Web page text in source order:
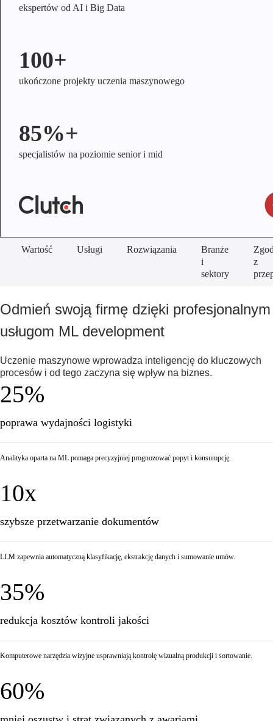
ekspertów od AI i Big Data
100+
ukończone projekty uczenia maszynowego
85%+
specjalistów na poziomie senior i mid
Wartość Usługi Rozwiązania
Branże
i
sektory
z
Odmień swoją firmę dzięki profesjonalnym
usługom ML development
Uczenie maszynowe wprowadza inteligencję do kluczowych
procesów i od tego zaczyna się wpływ na biznes.
25%
poprawa wydajności logistyki
Analityka oparta na ML pomaga precyzyjniej prognozować popyt i konsumpcję.
10x
szybsze przetwarzanie dokumentów
LLM zapewnia automatyczną klasyfikację, ekstrakcję danych i sumowanie umów.
35%
redukcja kosztów kontroli jakości
Komputerowe narzędzia wizyjne usprawniają kontrolę wizualną produkcji i sortowanie.
60%